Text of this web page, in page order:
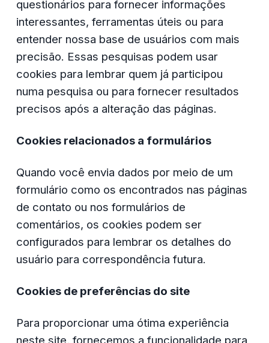
questionários para fornecer informações
interessantes, ferramentas úteis ou para
entender nossa base de usuários com mais
precisão. Essas pesquisas podem usar
cookies para lembrar quem já participou
numa pesquisa ou para fornecer resultados
precisos após a alteração das páginas.
Cookies relacionados a formulários
Quando você envia dados por meio de um
formulário como os encontrados nas páginas
de contato ou nos formulários de
comentários, os cookies podem ser
configurados para lembrar os detalhes do
usuário para correspondência futura.
Cookies de preferências do site
Para proporcionar uma ótima experiência